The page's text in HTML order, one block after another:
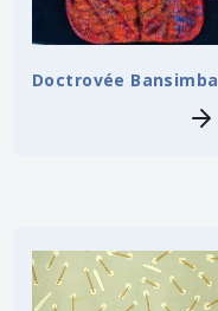
Doctrovée Bansimba